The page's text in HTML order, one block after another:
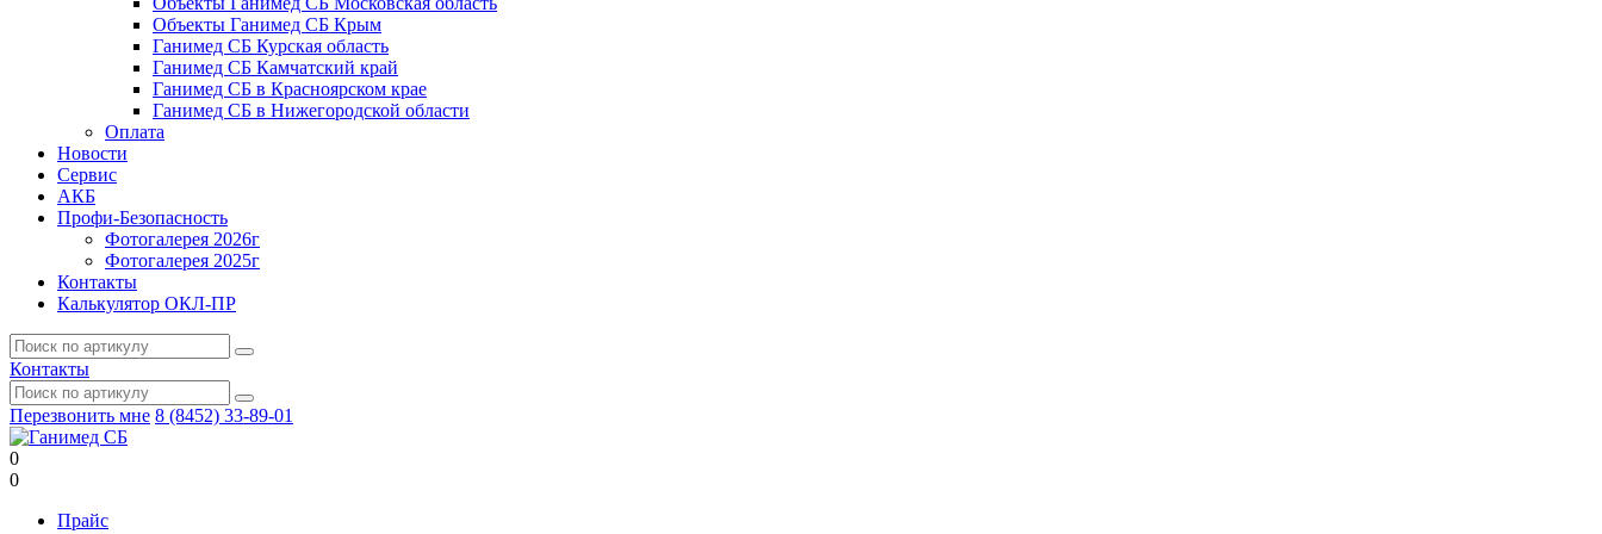
Объекты Ганимед СБ Крым
Ганимед СБ Курская область
Ганимед СБ Камчатский край
Ганимед СБ в Красноярском крае
Ганимед СБ в Нижегородской области
Оплата
Новости
Сервис
АКБ
Профи-Безопасность
Фотогалерея 2026г
Фотогалерея 2025г
Контакты
Калькулятор ОКЛ-ПР
Контакты
Перезвонить мне 8 (8452) 33-89-01
0
0
Прайс